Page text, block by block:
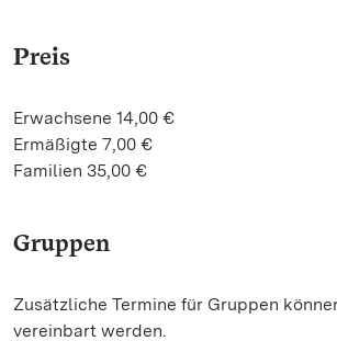
Preis
Erwachsene 14,00 €
Ermäßigte 7,00 €
Familien 35,00 €
Gruppen
Zusätzliche Termine für Gruppen
vereinbart werden.